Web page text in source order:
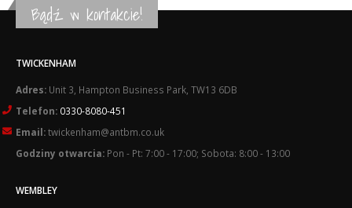
Bądź w kontakcie!
TWICKENHAM
Adres: Unit 3, Hampton Business Park, TW13 6DB
Telefon: 0330-8080-451
Email:twickenham@antbm.co.uk
Godziny otwarcia: Pon - Pt: 7:00 - 17:00; Sobota: 8:00 - 13:00
WEMBLEY